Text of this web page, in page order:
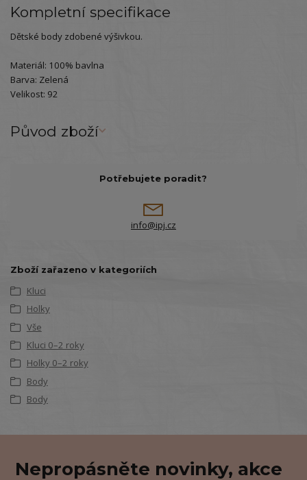
Kompletní specifikace
Dětské body zdobené výšivkou.
Materiál: 100% bavlna
Barva: Zelená
Velikost: 92
Původ zboží
Potřebujete poradit?
info@ipj.cz
Zboží zařazeno v kategoriích
Kluci
Holky
Vše
Kluci 0–2 roky
Holky 0–2 roky
Body
Body
Nepropásněte novinky, akce